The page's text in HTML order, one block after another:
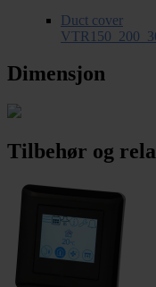
Duct cover
Dimensjon
Tilbehør og